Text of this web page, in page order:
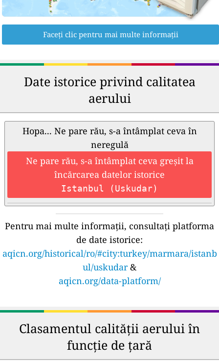
Faceți clic pentru mai multe informații
Date istorice privind calitatea
aerului
Hopa... Ne pare rău, s-a întâmplat ceva în
neregulă
Ne pare rău, s-a întâmplat ceva greșit la
încărcarea datelor istorice
Istanbul (Uskudar)
Pentru mai multe informații, consultați platforma
de date istorice:
aqicn.org/historical/ro/#city:turkey/marmara/istanb
ul/uskudar&
aqicn.org/data-platform/
Clasamentul calității aerului în
funcție de țară